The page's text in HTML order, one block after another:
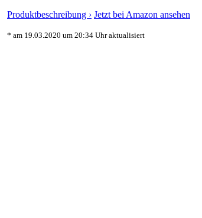
Produktbeschreibung › Jetzt bei Amazon ansehen
* am 19.03.2020 um 20:34 Uhr aktualisiert